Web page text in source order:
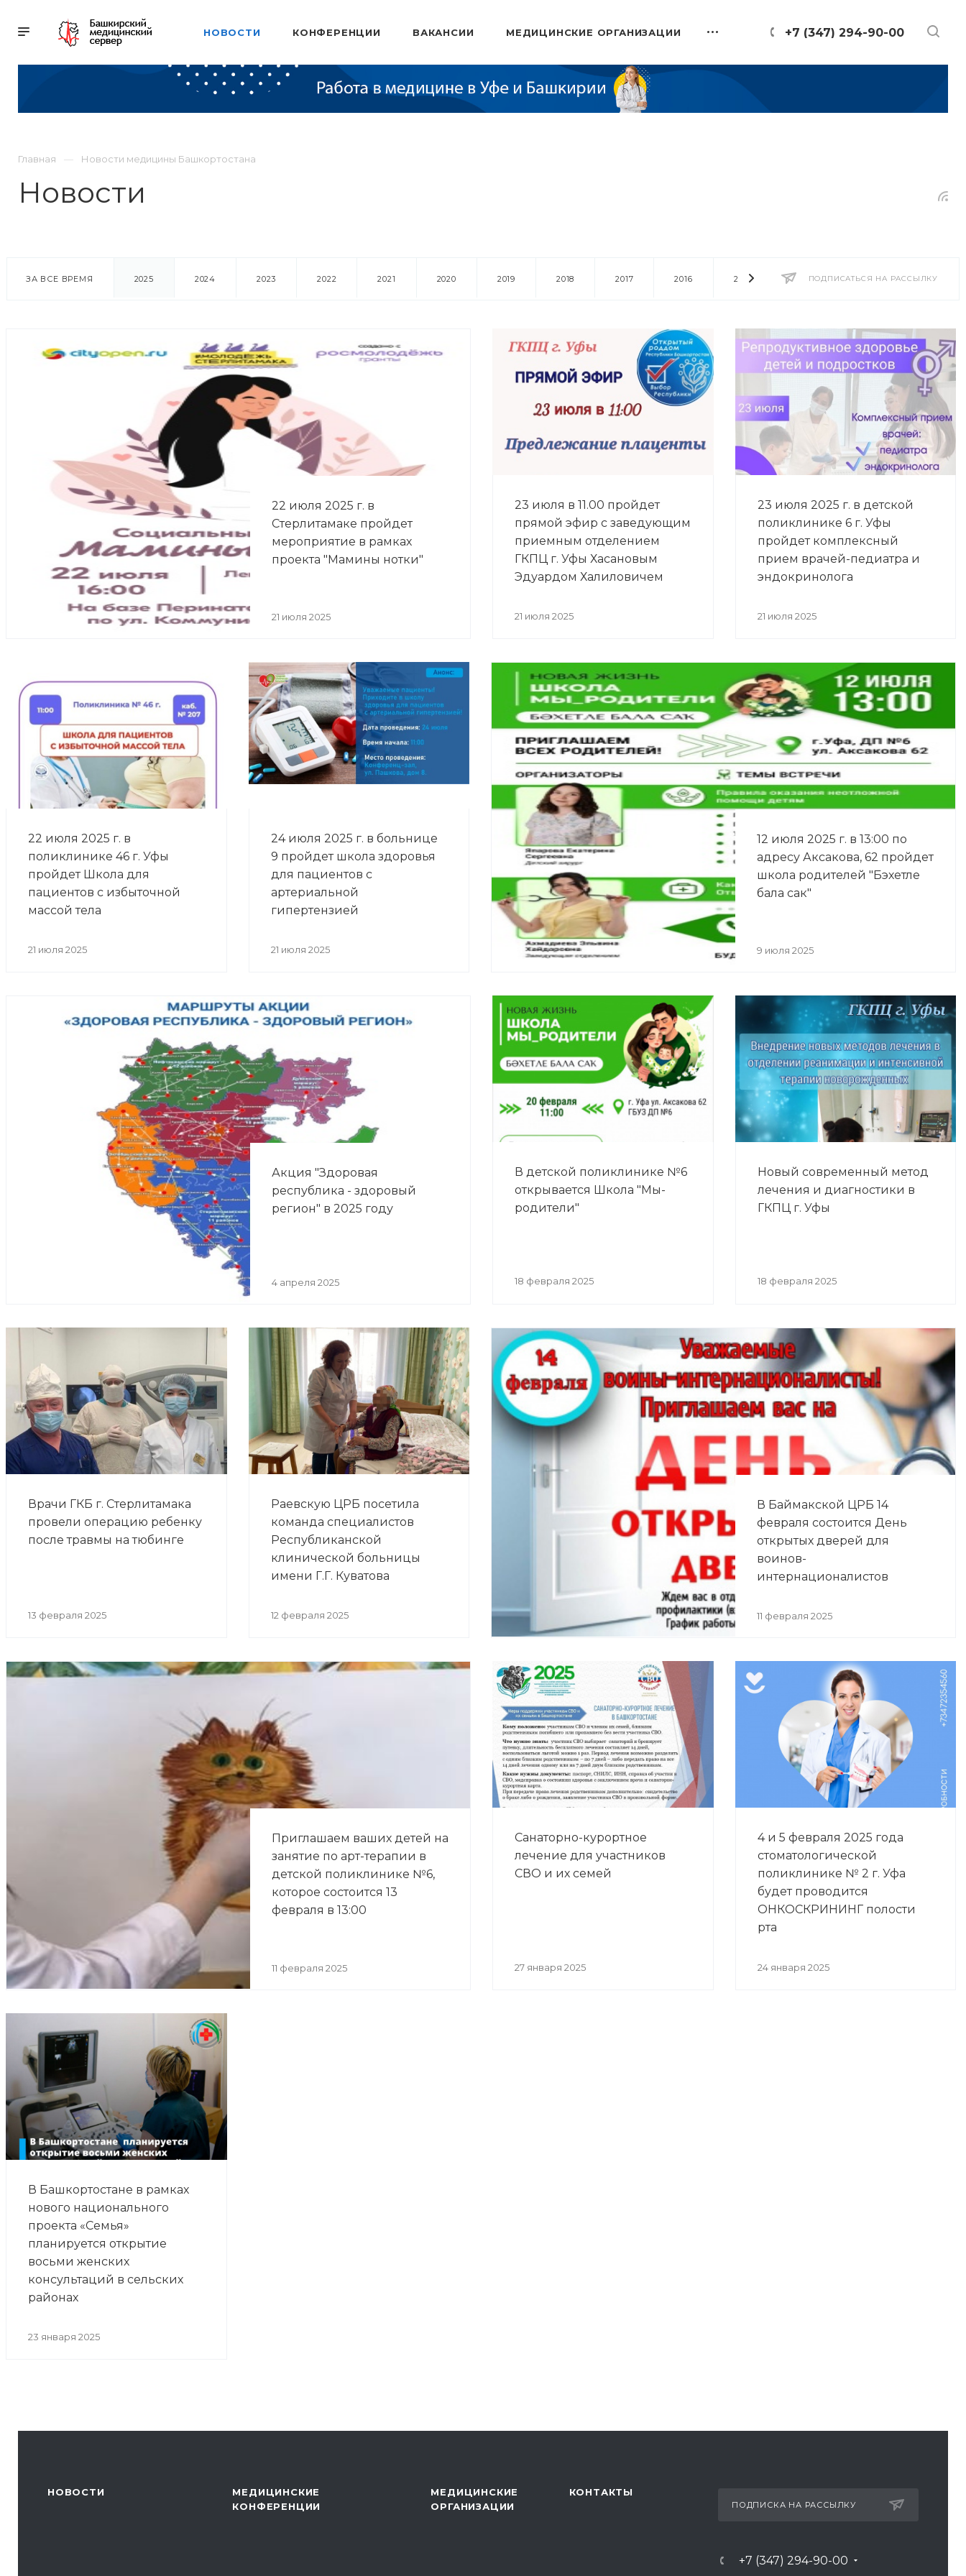
+7 (347) 294-90-00
НОВОСТИ КОНФЕРЕНЦИИ ВАКАНСИИ МЕДИЦИНСКИЕ ОРГАНИЗАЦИИ
Главная Новости медицины Башкортостана
Новости
ПОДПИСАТЬСЯ НА РАССЫЛКУ
ЗА ВСЕ ВРЕМЯ 2025 2024 2023 2022 2021 2020 2019 2018 2017 2016 2014 2013 2012 2011
22 июля 2025 г. в
Стерлитамаке пройдет
мероприятие в рамках
проекта "Мамины нотки"
21 июля 2025
23 июля в 11.00 пройдет
прямой эфир с заведующим
приемным отделением
ГКПЦ г. Уфы Хасановым
Эдуардом Халиловичем
21 июля 2025
23 июля 2025 г. в детской
поликлинике 6 г. Уфы
пройдет комплексный
прием врачей-педиатра и
эндокринолога
21 июля 2025
22 июля 2025 г. в
поликлинике 46 г. Уфы
пройдет Школа для
пациентов с избыточной
массой тела
21 июля 2025
24 июля 2025 г. в больнице
9 пройдет школа здоровья
для пациентов с
артериальной
гипертензией
21 июля 2025
12 июля 2025 г. в 13:00 по
адресу Аксакова, 62 пройдет
школа родителей "Бэхетле
бала сак"
9 июля 2025
Акция "Здоровая
республика - здоровый
регион" в 2025 году
4 апреля 2025
В детской поликлинике №6
открывается Школа "Мы-
родители"
18 февраля 2025
Новый современный метод
лечения и диагностики в
ГКПЦ г. Уфы
18 февраля 2025
Врачи ГКБ г. Стерлитамака
провели операцию ребенку
после травмы на тюбинге
13 февраля 2025
Раевскую ЦРБ посетила
команда специалистов
Республиканской
клинической больницы
имени Г.Г. Куватова
12 февраля 2025
В Баймакской ЦРБ 14
февраля состоится День
открытых дверей для
воинов-
интернационалистов
11 февраля 2025
Приглашаем ваших детей на
занятие по арт-терапии в
детской поликлинике №6,
которое состоится 13
февраля в 13:00
11 февраля 2025
Санаторно-курортное
лечение для участников
СВО и их семей
27 января 2025
4 и 5 февраля 2025 года
стоматологической
поликлинике № 2 г. Уфа
будет проводится
ОНКОСКРИНИНГ полости
рта
24 января 2025
В Башкортостане в рамках
нового национального
проекта «Семья»
планируется открытие
восьми женских
консультаций в сельских
районах
23 января 2025
НОВОСТИ
МЕДИЦИНСКИЕ
КОНФЕРЕНЦИИ
МЕДИЦИНСКИЕ
ОРГАНИЗАЦИИ
КОНТАКТЫ
ПОДПИСКА НА РАССЫЛКУ
+7 (347) 294-90-00